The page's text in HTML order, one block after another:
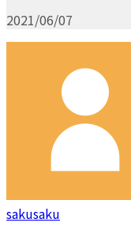
2021/06/07
sakusaku